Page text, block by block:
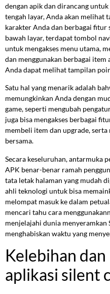
dengan apik dan dirancang
tengah layar, Anda akan melihat
karakter Anda dan berbagai
bawah layar, terdapat tombol
untuk mengakses menu utama,
dan menggunakan berbagai item
Anda dapat melihat tampilan
Satu hal yang menarik adalah
memungkinkan Anda dengan
game, seperti mengubah
juga bisa mengakses berbagai
membeli item dan upgrade,
bersama.
Secara keseluruhan, antarmuka
APK benar-benar ramah
tata letak halaman yang mudah
ahli teknologi untuk bisa
melompat masuk ke dalam
mencari tahu cara
menjelajahi dunia menyeramkan
menghabiskan waktu yang
Kelebihan
aplikasi silent